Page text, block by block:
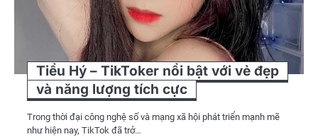
Tiểu Hý – TikToker nổi bật với vẻ đẹp
và năng lượng tích cực
Trong thời đại công nghệ số và mạng xã hội phát triển mạnh mẽ
như hiện nay, TikTok đã trở…